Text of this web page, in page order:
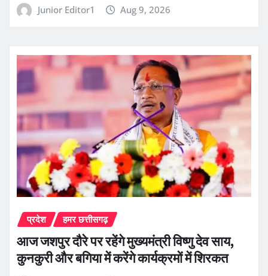
Junior Editor1 Aug 9, 2026
प्रदेश हमर छत्तीसगढ़
आज जशपुर दौरे पर रहेंगे मुख्यमंत्री विष्णु देव साय,
कुनकुरी और बगिया में करेंगे कार्यक्रमों में शिरकत